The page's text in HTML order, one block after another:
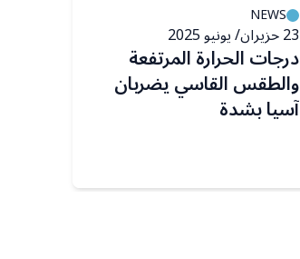
NEWS
23 حزيران/ يونيو 2025
درجات الحرارة المرتفعة
والطقس القاسي يضربان
آسيا بشدة